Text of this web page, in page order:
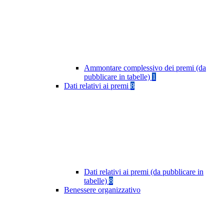
Ammontare complessivo dei premi (da
pubblicare in tabelle) 1
Dati relativi ai premi 8
Dati relativi ai premi (da pubblicare in
tabelle) 8
Benessere organizzativo